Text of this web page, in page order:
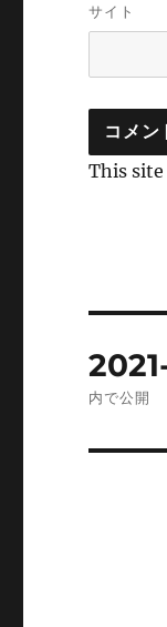
サイト
This
稿
内で公開